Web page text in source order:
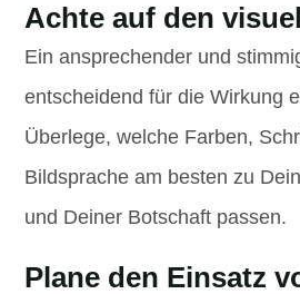
Achte auf den
Ein ansprechender und
entscheidend für die Wirkung
Überlege, welche Farben,
Bildsprache am besten zu
und Deiner Botschaft passen.
Plane den Einsatz